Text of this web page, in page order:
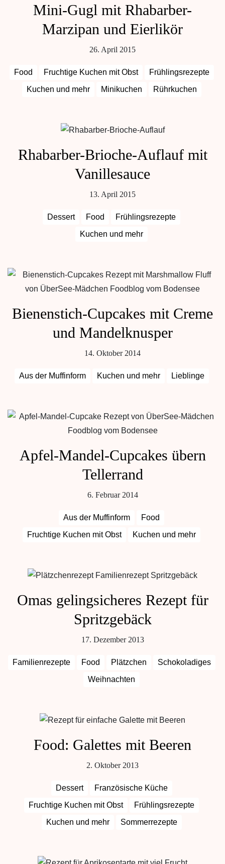
Mini-Gugl mit Rhabarber-
Marzipan und Eierlikör
26. April 2015
Food Fruchtige Kuchen mit Obst
Frühlingsrezepte
Kuchen und mehr
Minikuchen Rührkuchen
Rhabarber-Brioche-Auflauf mit
Vanillesauce
13. April 2015
Dessert Food
Frühlingsrezepte
Kuchen und mehr
Bienenstich-Cupcakes mit Creme
und Mandelknusper
14. Oktober 2014
Aus der Muffinform Kuchen und mehr Lieblinge
Apfel-Mandel-Cupcakes übern
Tellerrand
6. Februar 2014
Aus der Muffinform
Food
Fruchtige Kuchen mit Obst
Kuchen und mehr
Omas gelingsicheres Rezept für
Spritzgebäck
17. Dezember 2013
Familienrezepte Food Plätzchen
Schokoladiges
Weihnachten
Food: Galettes mit Beeren
2. Oktober 2013
Dessert
Französische Küche
Fruchtige Kuchen mit Obst
Frühlingsrezepte
Kuchen und mehr
Sommerrezepte